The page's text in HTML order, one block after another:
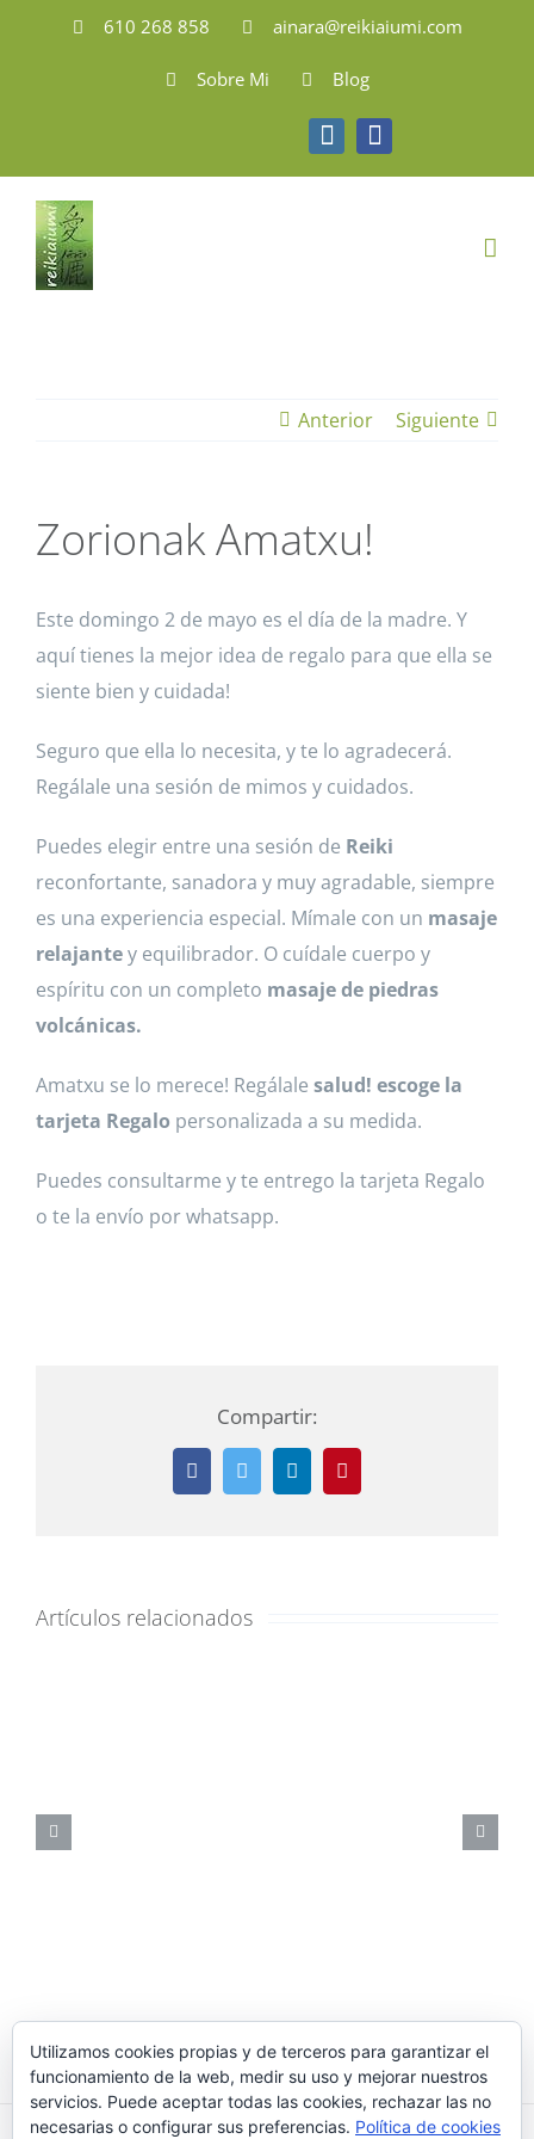
610 268 858 ainara@reikiaiumi.com
Sobre Mi Blog
InstagramFacebook
Anterior Siguiente
Zorionak Amatxu!
Este domingo 2 de mayo es el día de la madre. Y
aquí tienes la mejor idea de regalo para que ella se
siente bien y cuidada!
Seguro que ella lo necesita, y te lo agradecerá.
Regálale una sesión de mimos y cuidados.
Puedes elegir entre una sesión de Reiki
reconfortante, sanadora y muy agradable, siempre
es una experiencia especial. Mímale con un masaje
relajantey equilibrador. O cuídale cuerpo y
espíritu con un completo masaje de piedras
volcánicas.
Amatxu se lo merece! Regálale salud! escoge la
tarjeta Regalo personalizada a su medida.
Puedes consultarme y te entrego la tarjeta Regalo
o te la envío por whatsapp.
Compartir:
FacebookTwitterLinkedInPinterest
Artículos relacionados
Utilizamos cookies propias y de terceros para garantizar el
funcionamiento de la web, medir su uso y mejorar nuestros
servicios. Puede aceptar todas las cookies, rechazar las no
necesarias o configurar sus preferencias. Política de cookies